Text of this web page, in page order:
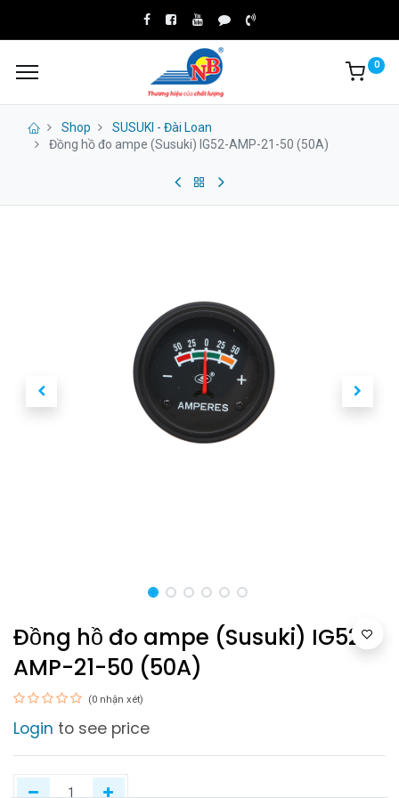
0
Shop
SUSUKI - Đài Loan
Đồng hồ đo ampe (Susuki) IG52-AMP-21-50 (50A)
Đồng hồ đo ampe (Susuki) IG52-
AMP-21-50 (50A)
(0 nhận xét)
Login to see price